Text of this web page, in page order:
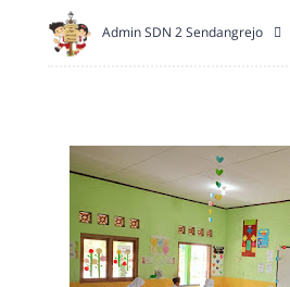
Admin SDN 2 Sendangrejo